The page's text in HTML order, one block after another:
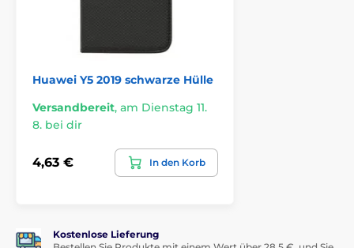
Huawei Y5 2019 schwarze Hülle
Versandbereit, am Dienstag 11.
8. bei dir
4,63 € In den Korb
Kostenlose Lieferung